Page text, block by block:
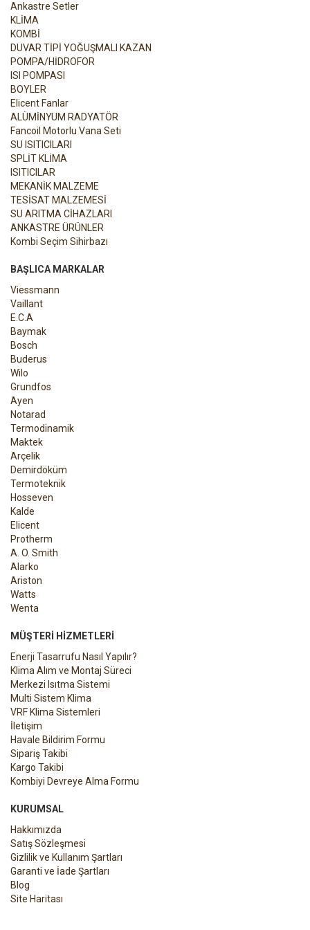
Ankastre Setler
KLİMA
KOMBİ
DUVAR TİPİ YOĞUŞMALI KAZAN
POMPA/HİDROFOR
ISI POMPASI
BOYLER
Elicent Fanlar
ALÜMİNYUM RADYATÖR
Fancoil Motorlu Vana Seti
SU ISITICILARI
SPLİT KLİMA
ISITICILAR
MEKANİK MALZEME
TESİSAT MALZEMESİ
SU ARITMA CİHAZLARI
ANKASTRE ÜRÜNLER
Kombi Seçim Sihirbazı
BAŞLICA MARKALAR
Viessmann
Vaillant
E.C.A
Baymak
Bosch
Buderus
Wilo
Grundfos
Ayen
Notarad
Termodinamik
Maktek
Arçelik
Demirdöküm
Termoteknik
Hosseven
Kalde
Elicent
Protherm
A. O. Smith
Alarko
Ariston
Watts
Wenta
MÜŞTERI HIZMETLERI
Enerji Tasarrufu Nasıl Yapılır?
Klima Alım ve Montaj Süreci
Merkezi Isıtma Sistemi
Multi Sistem Klima
VRF Klima Sistemleri
İletişim
Havale Bildirim Formu
Sipariş Takibi
Kargo Takibi
Kombiyi Devreye Alma Formu
KURUMSAL
Hakkımızda
Satış Sözleşmesi
Gizlilik ve Kullanım Şartları
Garanti ve İade Şartları
Blog
Site Haritası